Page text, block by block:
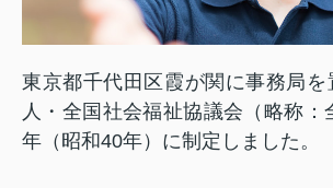
東京都千代田区霞が関に事務局
人・全国社会福祉協議会（略称：
年（昭和40年）に制定しました。